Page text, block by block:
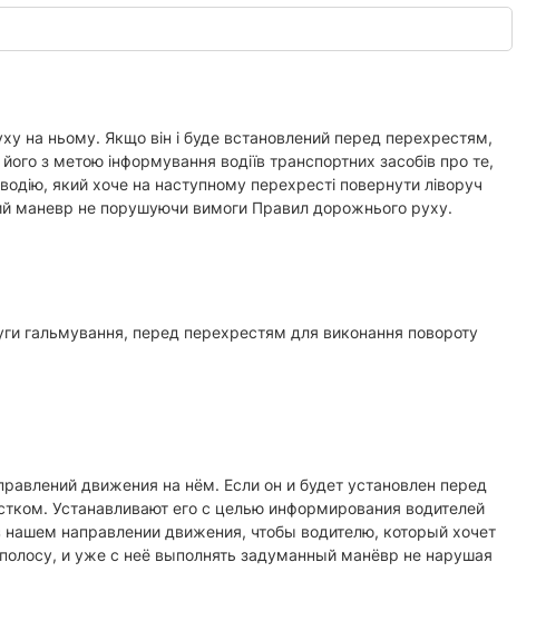
на ньому. Якщо він і буде встановлений перед перехрестям,
з метою інформування водіїв транспортних засобів про те,
який хоче на наступному перехресті повернути ліворуч
маневр не порушуючи вимоги Правил дорожнього руху.
гальмування, перед перехрестям для виконання повороту
движения на нём. Если он и будет установлен перед
Устанавливают его с целью информирования водителей
направлении движения, чтобы водителю, который хочет
и уже с неё выполнять задуманный манёвр не нарушая